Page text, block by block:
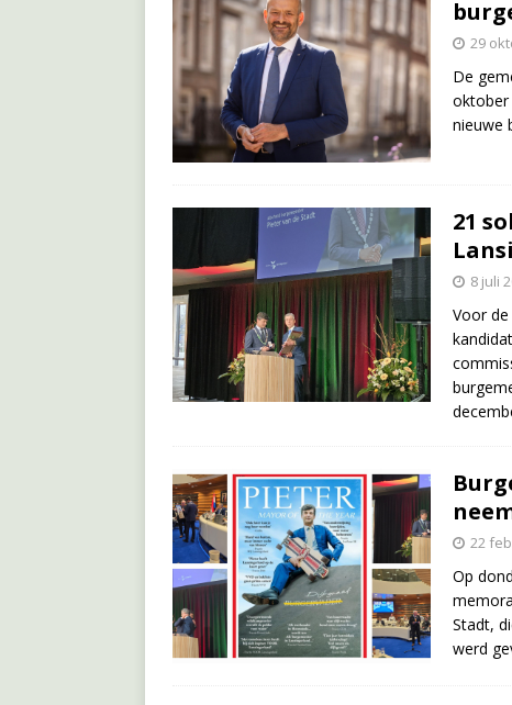
29
De
oktober
nieuwe
21
8 juli
Voor
22
Op
Stadt,
werd